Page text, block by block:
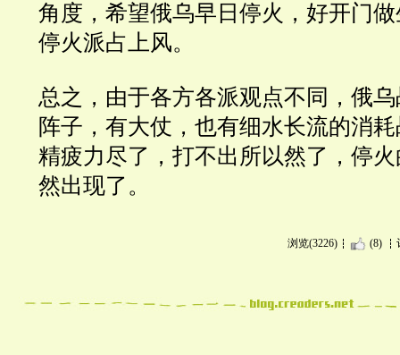
角度，希望俄乌早日停火，好开门
停火派占上风。
总之，由于各方各派观点不同，俄
阵子，有大仗，也有细水长流的消
精疲力尽了，打不出所以然了，停
然出现了。
浏览(3226) (8)